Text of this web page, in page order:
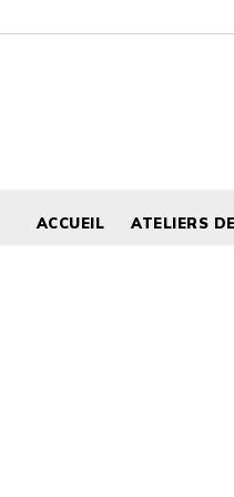
ACCUEIL ATELIERS